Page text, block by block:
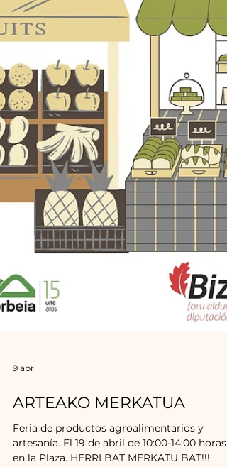
ARTEAKO MERKATUA
Feria de productos agroalimentarios y
artesanía. El 19 de abril de 10:00-14:00 horas